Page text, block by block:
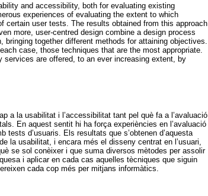
and accessibility, both for evaluating existing
experiences of evaluating the extent to which
certain user tests. The results obtained from this approach
more, user-centred design combine a design process
together different methods for attaining objectives.
case, those techniques that are the most appropriate.
are offered, to an ever increasing extent, by
a la usabilitat i l’accessibilitat tant pel què fa a l’avaluació
En aquest sentit hi ha força experiències en l’avaluació
d’usuaris. Els resultats que s’obtenen d’aquesta
la usabilitat, i encara més el disseny centrat en l’usuari,
se sol conèixer i que suma diversos mètodes per assolir
i aplicar en cada cas aquelles tècniques que siguin
cada cop més per mitjans informàtics.